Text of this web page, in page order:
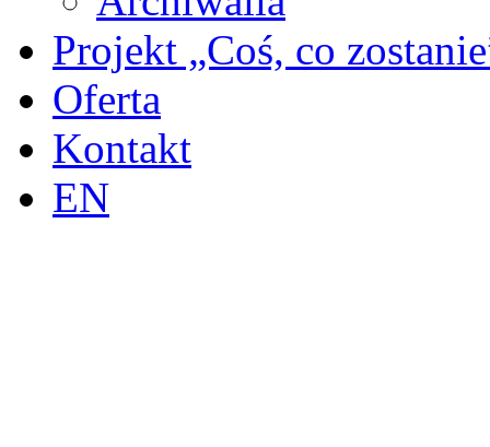
Projekt „Coś, co
Oferta
Kontakt
EN